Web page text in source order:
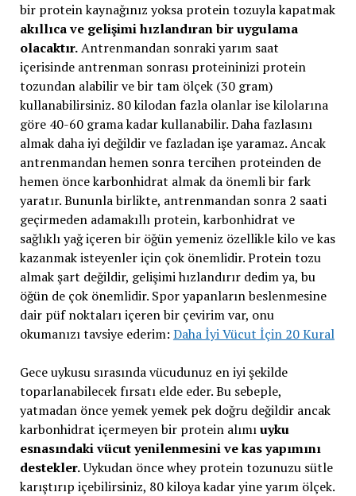
bir protein kaynağınız yoksa protein tozuyla kapatmak
akıllıca ve gelişimi hızlandıran bir uygulama
olacaktır.Antrenmandan sonraki yarım saat
içerisinde antrenman sonrası proteininizi protein
tozundan alabilir ve bir tam ölçek (30 gram)
kullanabilirsiniz. 80 kilodan fazla olanlar ise kilolarına
göre 40-60 grama kadar kullanabilir. Daha fazlasını
almak daha iyi değildir ve fazladan işe yaramaz. Ancak
antrenmandan hemen sonra tercihen proteinden de
hemen önce karbonhidrat almak da önemli bir fark
yaratır. Bununla birlikte, antrenmandan sonra 2 saati
geçirmeden adamakıllı protein, karbonhidrat ve
sağlıklı yağ içeren bir öğün yemeniz özellikle kilo ve kas
kazanmak isteyenler için çok önemlidir. Protein tozu
almak şart değildir, gelişimi hızlandırır dedim ya, bu
öğün de çok önemlidir. Spor yapanların beslenmesine
dair püf noktaları içeren bir çevirim var, onu
okumanızı tavsiye ederim: Daha İyi Vücut İçin 20 Kural
Gece uykusu sırasında vücudunuz en iyi şekilde
toparlanabilecek fırsatı elde eder. Bu sebeple,
yatmadan önce yemek yemek pek doğru değildir ancak
karbonhidrat içermeyen bir protein alımıuyku
esnasındaki vücut yenilenmesini ve kas yapımını
destekler.Uykudan önce whey protein tozunuzu sütle
karıştırıp içebilirsiniz, 80 kiloya kadar yine yarım ölçek.